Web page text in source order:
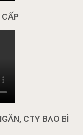
CTY BAO BÌ